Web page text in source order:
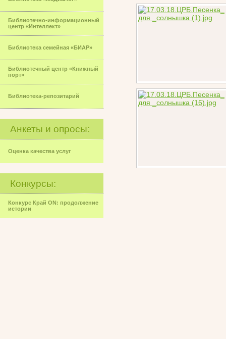
Библиотечно-информационный
центр «Интеллект»
Библиотека семейная «БИАР»
Библиотечный центр «Книжный
порт»
Библиотека-репозитарий
Анкеты и опросы:
Оценка качества услуг
Конкурсы:
Конкурс Край ON: продолжение
истории